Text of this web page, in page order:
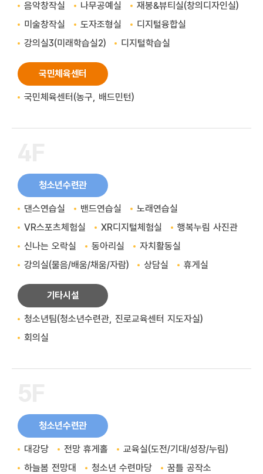
음악창작실 나무공예실
재봉&뷰티실(창의디자인실)
미술창작실
도자조형실
디지털융합실
강의실3(미래학습실2)
디지털학습실
국민체육센터
국민체육센터(농구, 배드민턴)
청소년수련관
댄스연습실 밴드연습실
노래연습실
VR스포츠체험실
XR디지털체험실
행복누림 사진관
신나는 오락실
동아리실
자치활동실
강의실(물음/배움/채움/자람)
상담실 휴게실
기타시설
청소년팀(청소년수련관, 진로교육센터 지도자실)
회의실
청소년수련관
대강당 전망 휴게홀
교육실(도전/기대/성장/누림)
하늘봄 전망대
청소년 수련마당
꿈틀 공작소